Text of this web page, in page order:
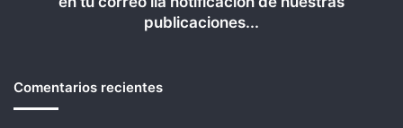
publicaciones...
Comentarios recientes